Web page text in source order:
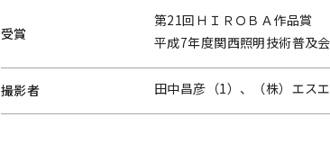
受賞
第21回ＨＩＲＯＢＡ作品賞
平成7年度関西照明技術普及
撮影者 田中昌彦（1）、（株）エス